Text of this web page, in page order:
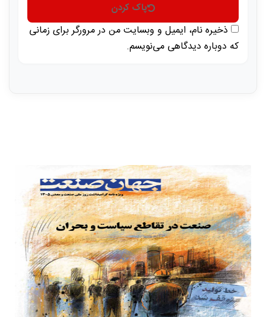
پاک کردن
ذخیره نام، ایمیل و وبسایت من در مرورگر برای زمانی
که دوباره دیدگاهی می‌نویسم.